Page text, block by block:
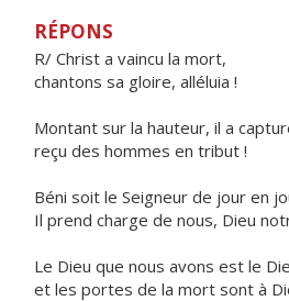
RÉPONS
R/ Christ a vaincu la mort,
chantons sa gloire, alléluia !
Montant sur la hauteur, il a
reçu des hommes en tribut !
Béni soit le Seigneur de jour en
Il prend charge de nous, Dieu
Le Dieu que nous avons est le
et les portes de la mort sont à